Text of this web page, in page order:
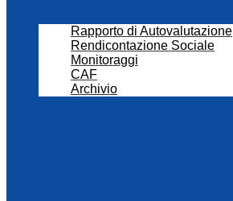
Rapporto di Autovalutazione
Rendicontazione Sociale
Monitoraggi
CAF
Archivio